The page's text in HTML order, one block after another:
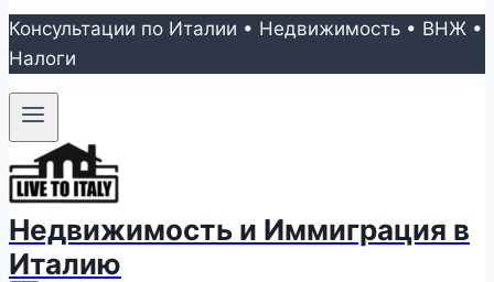
Консультации по Италии • Недвижимость • ВНЖ •
Налоги
Недвижимость и Иммиграция в
Италию